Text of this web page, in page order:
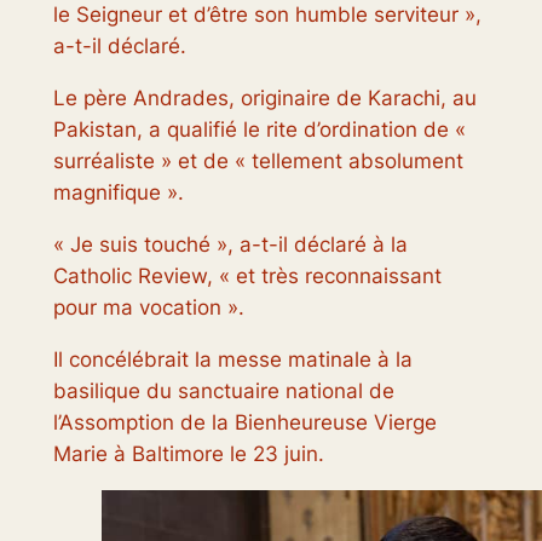
le Seigneur et d’être son humble serviteur »,
a-t-il déclaré.
Le père Andrades, originaire de Karachi, au
Pakistan, a qualifié le rite d’ordination de «
surréaliste » et de « tellement absolument
magnifique ».
« Je suis touché », a-t-il déclaré à la
Catholic Review, « et très reconnaissant
pour ma vocation ».
Il concélébrait la messe matinale à la
basilique du sanctuaire national de
l’Assomption de la Bienheureuse Vierge
Marie à Baltimore le 23 juin.